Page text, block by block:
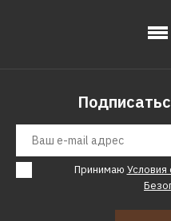
Принимаю Условия